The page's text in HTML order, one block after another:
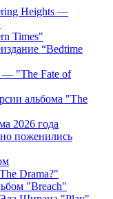
Heights —
Times"
“Bedtime
— "The Fate of
альбома "The
2026 года
поженились
Drama?"
"Breach"